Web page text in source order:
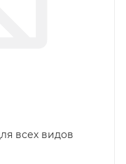
всех видов